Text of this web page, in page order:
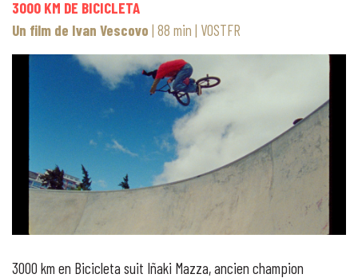
3000 KM DE BICICLETA
Un film de Ivan Vescovo | 88 min | VOSTFR
3000 km en Bicicleta suit Iñaki Mazza, ancien champion